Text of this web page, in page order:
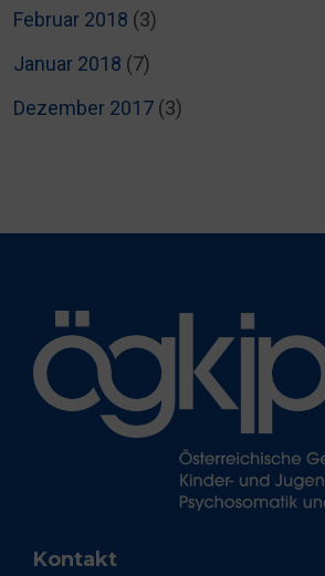
Februar 2018 (3)
Januar 2018 (7)
Dezember 2017 (3)
Kontakt